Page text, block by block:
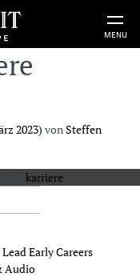
MENU
2023) vonSteffen
karriere
Early Careers
Audio